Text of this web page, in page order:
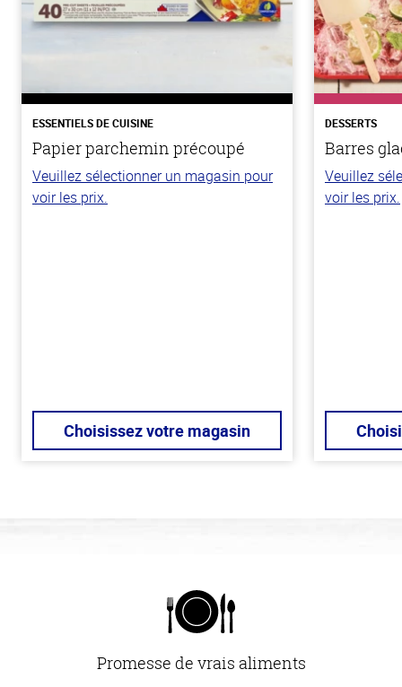
ESSENTIELS DE CUISINE
Papier parchemin précoupé
Veuillez sélectionner un magasin pour
voir les prix.
Choisissez votre magasin
DESSERTS
Barres
Veuillez
voir les prix.
Promesse de vrais aliments